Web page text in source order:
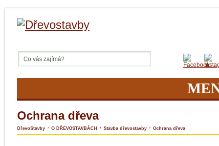
Ochrana dřeva
DřevoStavby › O DŘEVOSTAVBÁCH › Stavba dřevostavby › Ochrana dřeva